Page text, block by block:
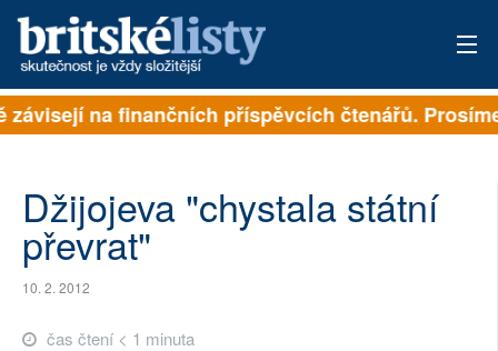
PŘIHLÁSIT
ARCHIV
ROZHOVORY
na finančních příspěvcích čtenářů.
Džijojeva "chystala státní
převrat"
10. 2. 2012
čas čtení < 1 minuta